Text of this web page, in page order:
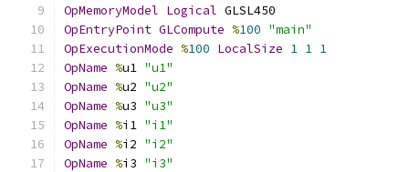
OpMemoryModel Logical GLSL450
OpEntryPoint GLCompute %100 "main"
OpExecutionMode %100 LocalSize 1 1 1
OpName %u1 "u1"
OpName %u2 "u2"
OpName %u3 "u3"
OpName %i1 "i1"
OpName %i2 "i2"
OpName %i3 "i3"